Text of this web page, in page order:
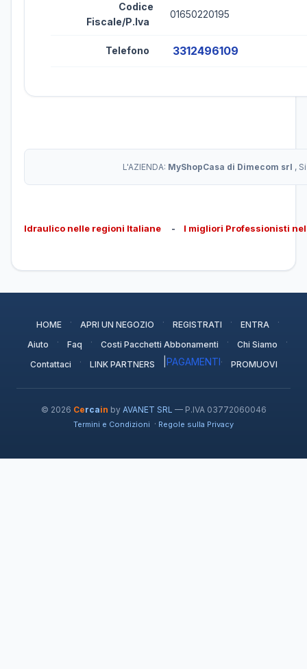
Codice
Fiscale/P.Iva
01650220195
Telefono 3312496109
L'AZIENDA: MyShopCasa di Dimecom srl ,
Idraulico nelle regioni Italiane - I migliori Professionisti
HOME · APRI UN NEGOZIO · REGISTRATI · ENTRA ·
Aiuto · Faq · Costi Pacchetti Abbonamenti · Chi Siamo ·
Contattaci · LINK PARTNERS PAGAMENTI· PROMUOVI
© 2026 Cercain by AVANET SRL — P.IVA 03772060046
Termini e Condizioni · Regole sulla Privacy